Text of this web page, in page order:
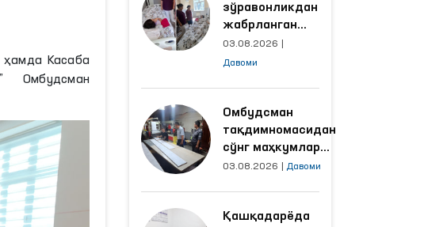
Касаба
Омбудсман
зўравонликдан
жабрланган
аёлнинг ҳолати
Омбудсман
03.08.2026
Давоми
Омбудсман
тақдимномасидан
сўнг маҳкумлар
меҳнат қилаётган
яхшиланди
03.08.2026 Давоми
Қашқадарёда